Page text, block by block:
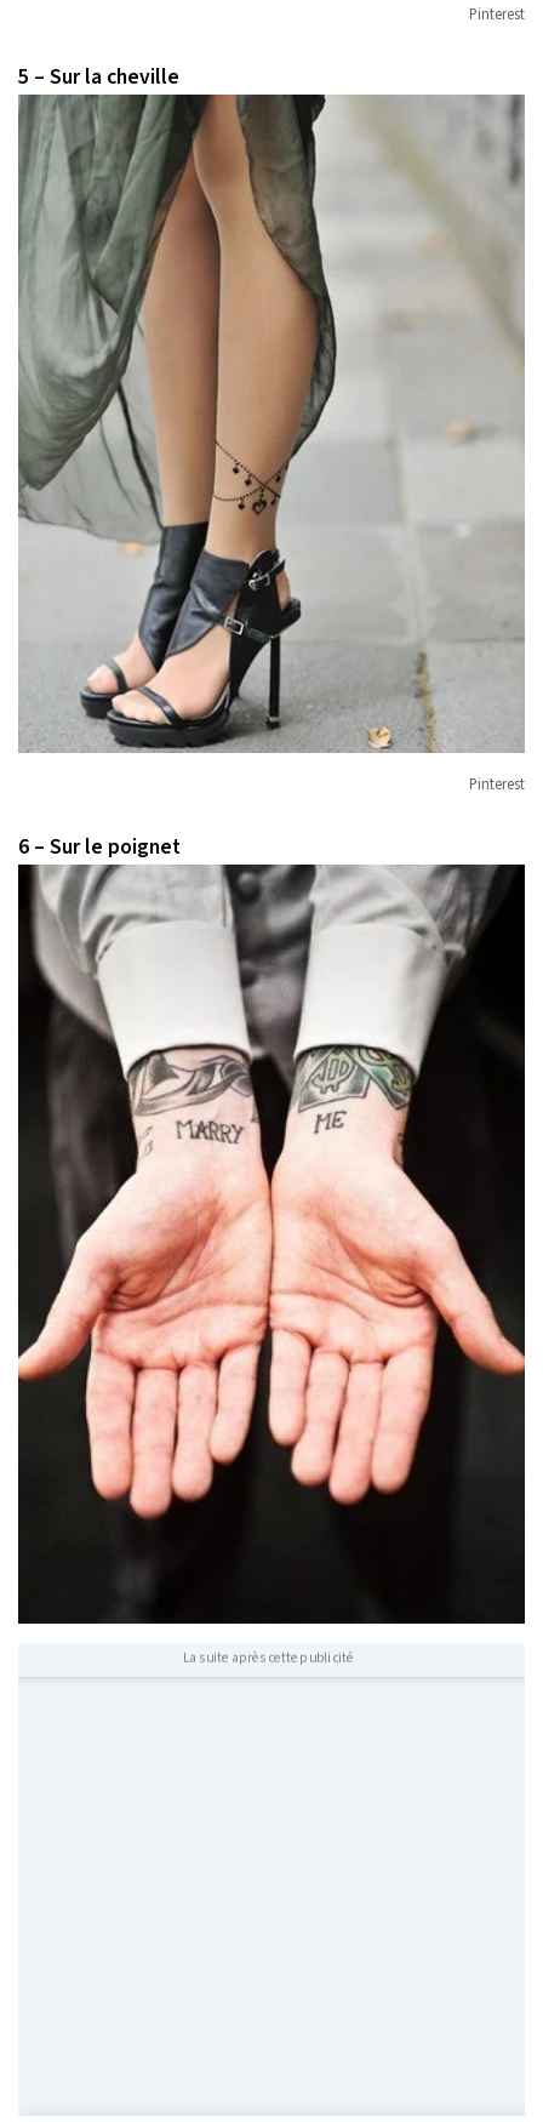
Pinterest
5 – Sur la cheville
Pinterest
6 – Sur le poignet
La suite après cette publicité